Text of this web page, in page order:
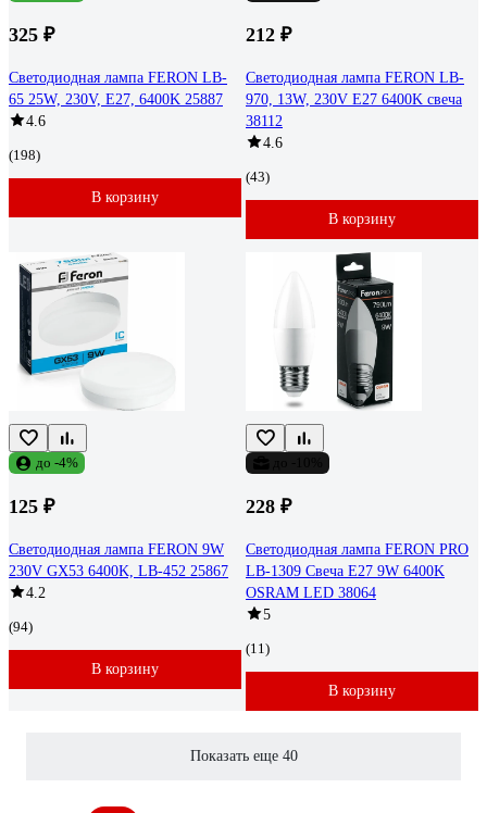
325 ₽
Светодиодная лампа FERON LB-
65 25W, 230V, E27, 6400K 25887
4.6
(198)
В корзину
212 ₽
Светодиодная лампа FERON LB-
970, 13W, 230V E27 6400K свеча
38112
4.6
(43)
В корзину
до -4%
125 ₽
Светодиодная лампа FERON 9W
230V GX53 6400K, LB-452 25867
4.2
(94)
В корзину
228 ₽
Светодиодная лампа FERON PRO
LB-1309 Свеча E27 9W 6400K
OSRAM LED 38064
5
(11)
В корзину
Показать еще 40